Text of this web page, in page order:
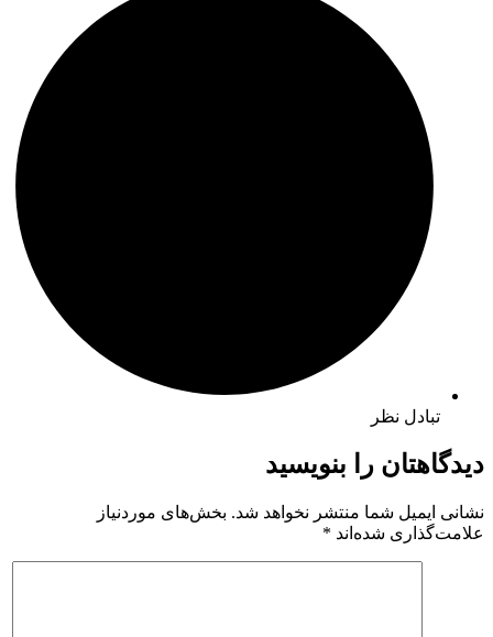
تبادل نظر
دیدگاهتان را بنویسید
نشانی ایمیل شما منتشر نخواهد شد. بخش‌های موردنیاز
علامت‌گذاری شده‌اند *